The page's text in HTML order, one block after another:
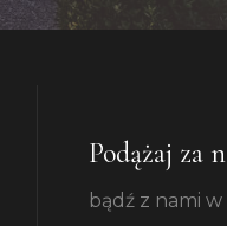
Podążaj za
bądź z nami